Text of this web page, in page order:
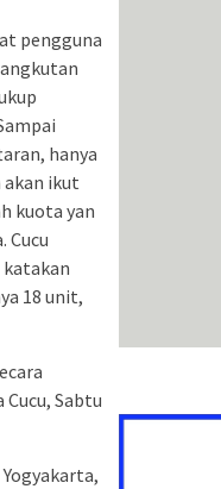
pengguna
hanya
akan ikut
kuota yan
Cucu
18 unit,
Sabtu